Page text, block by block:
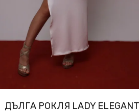
ДЪЛГА РОКЛЯ LADY ELEGANT